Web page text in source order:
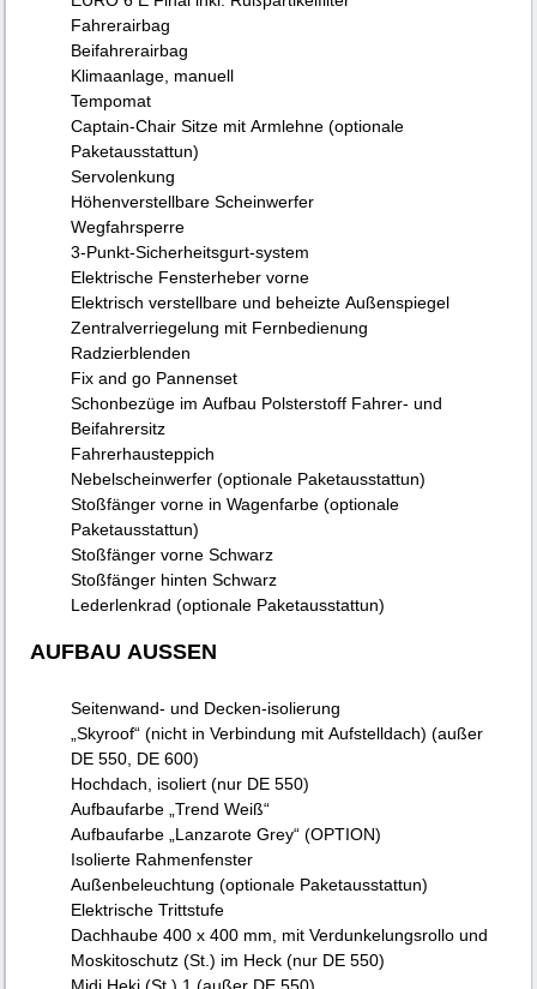
Fahrerairbag
Beifahrerairbag
Klimaanlage, manuell
Tempomat
Captain-Chair Sitze mit Armlehne (optionale
Paketausstattun)
Servolenkung
Höhenverstellbare Scheinwerfer
Wegfahrsperre
3-Punkt-Sicherheitsgurt-system
Elektrische Fensterheber vorne
Elektrisch verstellbare und beheizte Außenspiegel
Zentralverriegelung mit Fernbedienung
Radzierblenden
Fix and go Pannenset
Schonbezüge im Aufbau Polsterstoff Fahrer- und
Beifahrersitz
Fahrerhausteppich
Nebelscheinwerfer (optionale Paketausstattun)
Stoßfänger vorne in Wagenfarbe (optionale
Paketausstattun)
Stoßfänger vorne Schwarz
Stoßfänger hinten Schwarz
Lederlenkrad (optionale Paketausstattun)
AUFBAU AUSSEN
Seitenwand- und Decken-isolierung
„Skyroof“ (nicht in Verbindung mit Aufstelldach) (außer
DE 550, DE 600)
Hochdach, isoliert (nur DE 550)
Aufbaufarbe „Trend Weiß“
Aufbaufarbe „Lanzarote Grey“ (OPTION)
Isolierte Rahmenfenster
Außenbeleuchtung (optionale Paketausstattun)
Elektrische Trittstufe
Dachhaube 400 x 400 mm, mit Verdunkelungsrollo und
Moskitoschutz (St.) im Heck (nur DE 550)
Midi Heki (St.) 1 (außer DE 550)